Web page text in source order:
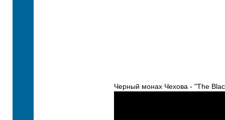
Черный монах Чехова - "The